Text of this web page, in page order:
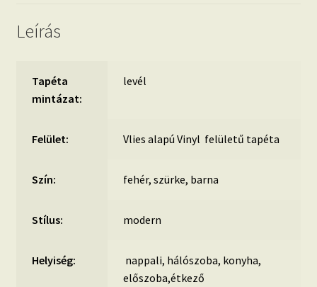
Leírás
Tapéta
mintázat:
levél
Felület: Vlies alapú Vinyl felületű tapéta
Szín: fehér, szürke, barna
Stílus: modern
Helyiség:
nappali, hálószoba, konyha,
előszoba,étkező